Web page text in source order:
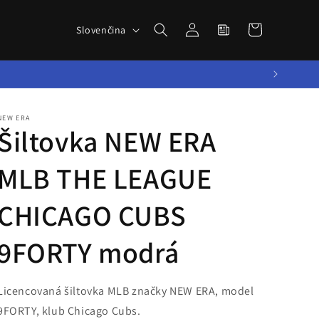
y
Slovenčina
Prihlásiť
sveta
Košík
ERA
NEW ERA
MLB THE LEAGUE
CUBS
modrá
šiltovka MLB značky NEW ERA, model
klub Chicago Cubs.